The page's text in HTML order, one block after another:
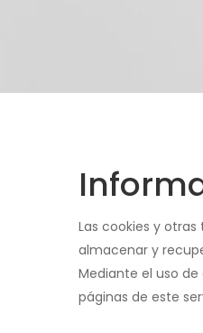
Las cookies y
almacenar y
Mediante el uso
páginas de este